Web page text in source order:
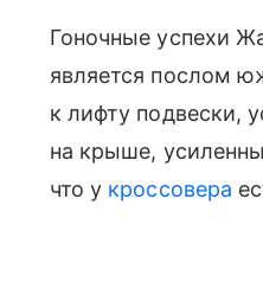
Гоночные успехи
является послом
к лифту подвески,
на крыше,
что у кроссовера